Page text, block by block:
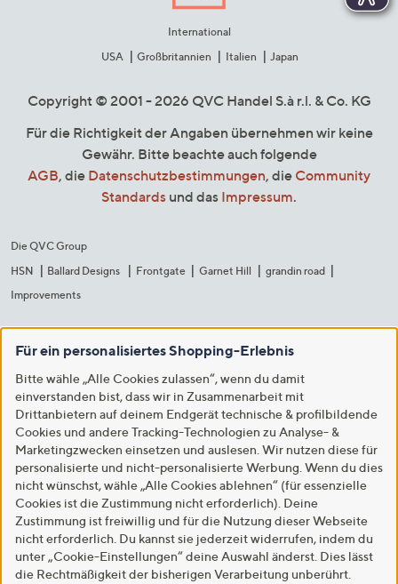
International
USA
Großbritannien Italien Japan
Copyright © 2001 - 2026 QVC Handel S.à r.l. & Co. KG
Für die Richtigkeit der Angaben übernehmen wir keine
Gewähr. Bitte beachte auch folgende
AGB, die Datenschutzbestimmungen, die Community
Standards und das Impressum.
Die QVC Group
HSN
Ballard Designs Frontgate Garnet Hill
grandin road
Improvements
Für ein personalisiertes Shopping-Erlebnis
Bitte wähle „Alle Cookies zulassen“, wenn du damit
einverstanden bist, dass wir in Zusammenarbeit mit
Drittanbietern auf deinem Endgerät technische & profilbildende
Cookies und andere Tracking-Technologien zu Analyse- &
Marketingzwecken einsetzen und auslesen. Wir nutzen diese für
personalisierte und nicht-personalisierte Werbung. Wenn du dies
nicht wünschst, wähle „Alle Cookies ablehnen“ (für essenzielle
Cookies ist die Zustimmung nicht erforderlich). Deine
Zustimmung ist freiwillig und für die Nutzung dieser Webseite
nicht erforderlich. Du kannst sie jederzeit widerrufen, indem du
unter „Cookie-Einstellungen“ deine Auswahl änderst. Dies lässt
die Rechtmäßigkeit der bisherigen Verarbeitung unberührt.